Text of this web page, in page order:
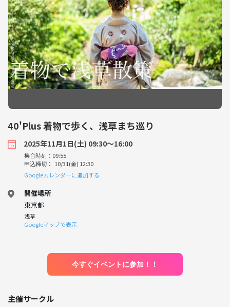
40'Plus 着物で歩く、浅草まち巡り
2025年11月1日(土) 09:30〜16:00
集合時刻：09:55
申込締切： 10/31(金) 12:30
Googleカレンダーに追加する
開催場所
東京都
浅草
Googleマップで表示
今すぐイベントに参加！！
主催サークル